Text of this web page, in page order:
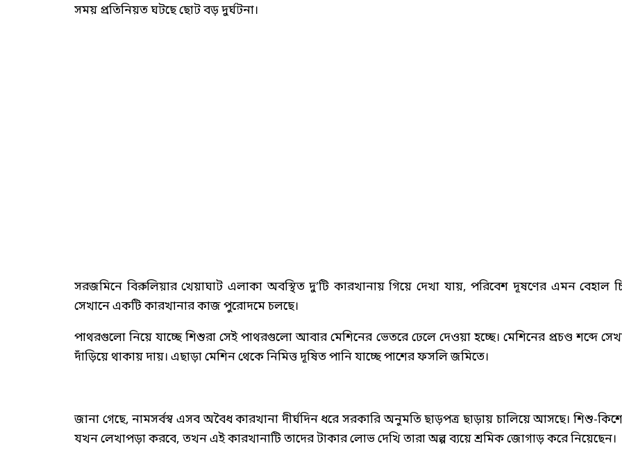
সময় প্রতিনিয়ত ঘটছে ছোট বড় দুর্ঘটনা।
সরজমিনে বিরুলিয়ার খেয়াঘাট এলাকা অবস্থিত দু’টি কারখানায় গিয়ে দেখা যায়, পরিবেশ দূষণের এমন বেহাল
সেখানে একটি কারখানার কাজ পুরোদমে চলছে।
পাথরগুলো নিয়ে যাচ্ছে শিশুরা সেই পাথরগুলো আবার মেশিনের ভেতরে ঢেলে দেওয়া হচ্ছে। মেশিনের প্রচণ্ড শব্দে
দাঁড়িয়ে থাকায় দায়। এছাড়া মেশিন থেকে নিমিত্ত দূষিত পানি যাচ্ছে পাশের ফসলি জমিতে।
জানা গেছে, নামসর্বস্ব এসব অবৈধ কারখানা দীর্ঘদিন ধরে সরকারি অনুমতি ছাড়পত্র ছাড়ায় চালিয়ে আসছে। শিশু-
যখন লেখাপড়া করবে, তখন এই কারখানাটি তাদের টাকার লোভ দেখি তারা অল্প ব্যয়ে শ্রমিক জোগাড় করে নিয়েছেন।